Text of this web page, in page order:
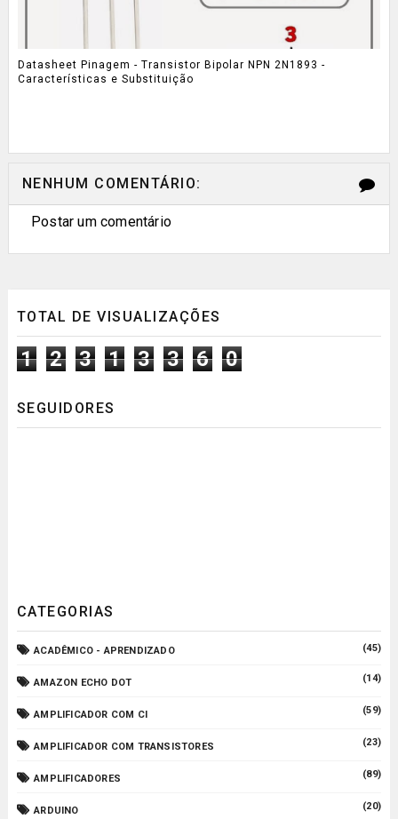
Datasheet Pinagem - Transistor Bipolar NPN 2N1893 -
Características e Substituição
NENHUM COMENTÁRIO:
Postar um comentário
TOTAL DE VISUALIZAÇÕES
1 2 3 1 3 3 6 0
SEGUIDORES
CATEGORIAS
ACADÊMICO - APRENDIZADO (45)
AMAZON ECHO DOT (14)
AMPLIFICADOR COM CI (59)
AMPLIFICADOR COM TRANSISTORES (23)
AMPLIFICADORES (89)
ARDUINO (20)